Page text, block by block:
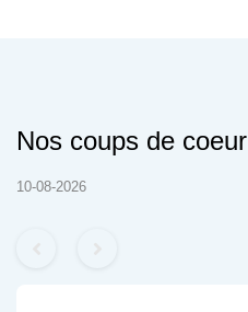
Nos coups de coeur
10-08-2026